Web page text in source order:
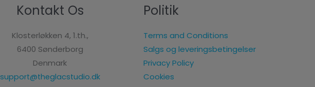
Kontakt Os
Klosterløkken 4, 1.th.,
6400 Sønderborg
Denmark
support@theglacstudio.dk
Politik
Terms and Conditions
Salgs og leveringsbetingelser
Privacy Policy
Cookies